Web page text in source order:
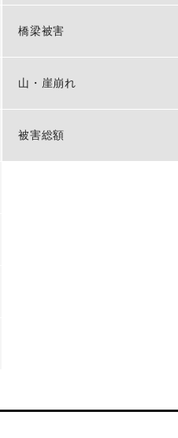
橋梁被害
山・崖崩れ
被害総額